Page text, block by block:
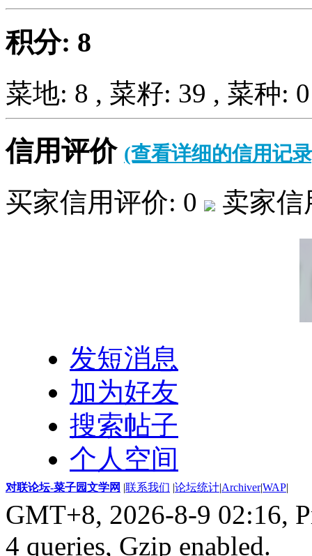
积分: 8
菜地: 8 , 菜籽: 39 , 菜种: 0
信用评价 (查看详细的信用记
买家信用评价: 0 卖家
发短消息
加为好友
搜索帖子
个人空间
对联论坛-菜子园文学网 |联系我们 |论坛统计|Archiver|WAP|
GMT+8, 2026-8-9 02:16,
4 queries, Gzip enabled.